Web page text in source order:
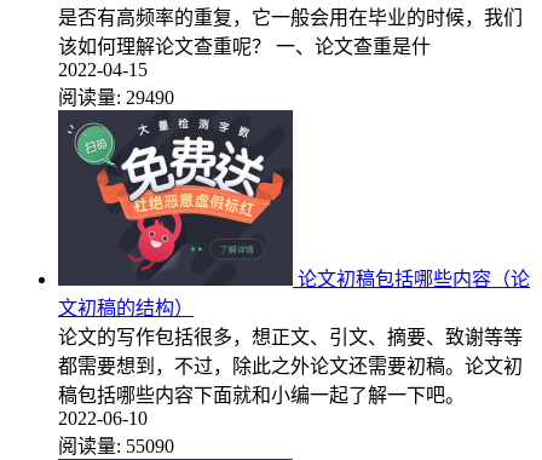
是否有高频率的重复，它一般会用在毕业的时候，我们
该如何理解论文查重呢？ 一、论文查重是什
2022-04-15
阅读量: 29490
论文初稿包括哪些内容（论
文初稿的结构）
论文的写作包括很多，想正文、引文、摘要、致谢等等
都需要想到，不过，除此之外论文还需要初稿。论文初
稿包括哪些内容下面就和小编一起了解一下吧。
2022-06-10
阅读量: 55090